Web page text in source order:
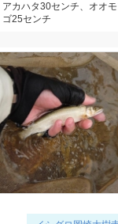
アカハタ30センチ、オオ
ゴ25センチ